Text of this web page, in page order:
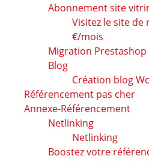
Abonnement site
Visitez le site
€/mois
Migration Prestashop
Blog
Création blog
Référencement pas cher
Annexe-Référencement
Netlinking
Netlinking
Boostez votre